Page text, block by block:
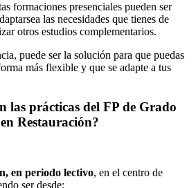
formaciones presenciales pueden ser
las necesidades que tienes de
otros estudios complementarios.
puede ser la solución para que puedas
más flexible y que se adapte a tus
las prácticas del FP de Grado
Restauración?
en periodo lectivo, en el centro de
ser desde: